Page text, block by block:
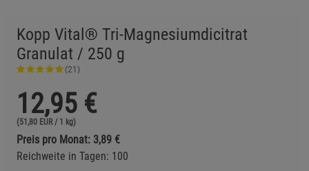
Kopp Vital® Tri-Magnesiumdicitrat
Granulat / 250 g
(21)
12,95 €
(51,80 EUR / 1 kg)
Preis pro Monat: 3,89 €
Reichweite in Tagen: 100